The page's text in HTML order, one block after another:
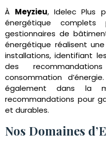
À Meyzieu, Idelec Plus
énergétique
gestionnaires de
énergétique réalisent
installations, identifiant
des
consommation
également dans la
recommandations pour
et durables.
Nos Domaines